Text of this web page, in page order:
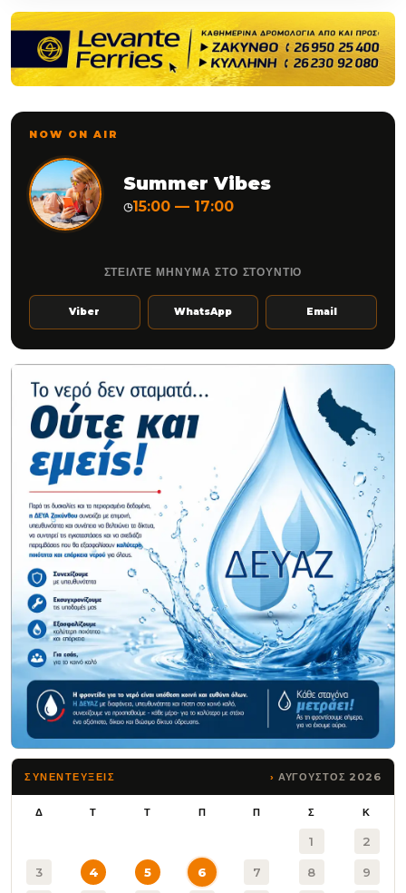
NOW ON AIR
Summer Vibes
◷15:00 — 17:00
ΣΤΕΙΛΤΕ ΜΗΝΥΜΑ ΣΤΟ ΣΤΟΥΝΤΙΟ
Viber WhatsApp Email
ΣΥΝΕΝΤΕΥΞΕΙΣ ΑΥΓΟΥΣΤΟΣ 2026
Δ Τ Τ Π Π Σ Κ
1 2
3 4 5 6 7 8 9